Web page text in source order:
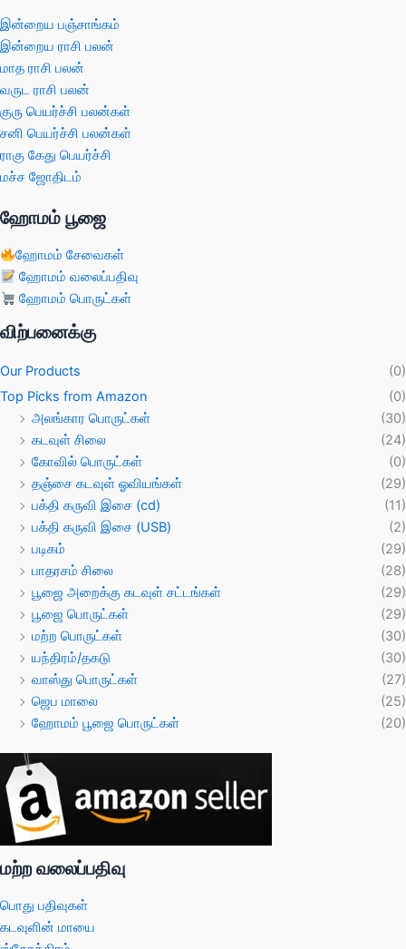
இன்றைய பஞ்சாங்கம்
இன்றைய ராசி பலன்
மாத ராசி பலன்
வருட ராசி பலன்
குரு பெயர்ச்சி பலன்கள்
சனி பெயர்ச்சி பலன்கள்
ராகு கேது பெயர்ச்சி
மச்ச ஜோதிடம்
ஹோமம் பூஜை
ஹோமம் சேவைகள்
ஹோமம் வலைப்பதிவு
ஹோமம் பொருட்கள்
விற்பனைக்கு
Our Products
(0)
Top Picks from Amazon
(0)
அலங்கார பொருட்கள்
(30)
கடவுள் சிலை
(24)
கோவில் பொருட்கள்
(0)
தஞ்சை கடவுள் ஓவியங்கள்
(29)
பக்தி கருவி இசை (cd)
(11)
பக்தி கருவி இசை (USB)
(2)
படிகம்
(29)
பாதரசம் சிலை
(28)
பூஜை அறைக்கு கடவுள் சட்டங்கள்
(29)
பூஜை பொருட்கள்
(29)
மற்ற பொருட்கள்
(30)
யந்திரம்/தகடு
(30)
வாஸ்து பொருட்கள்
(27)
ஜெப மாலை
(25)
ஹோமம் பூஜை பொருட்கள்
(20)
மற்ற வலைப்பதிவு
பொது பதிவுகள்
கடவுளின் மாயை